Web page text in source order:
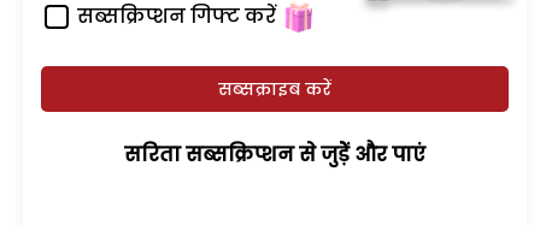
सब्सक्रिप्शन गिफ्ट करें
सब्सक्राइब करें
सरिता सब्सक्रिप्शन से जुड़ेें और पाएं